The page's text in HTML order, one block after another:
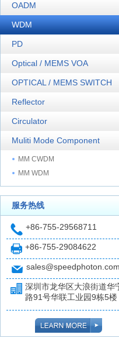
OADM
WDM
PD
Optical / MEMS VOA
OPTICAL / MEMS SWITCH
Reflector
Circulator
Muliti Mode Component
MM CWDM
MM WDM
服务热线
+86-755-29568711
+86-755-29084622
sales@speedphoton.com
深圳市龙华区大浪街道华
路91号华联工业园9栋5楼